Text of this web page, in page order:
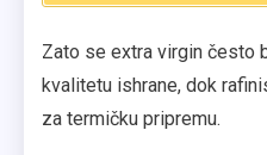
Zato se extra virgin često
kvalitetu ishrane, dok
za termičku pripremu.